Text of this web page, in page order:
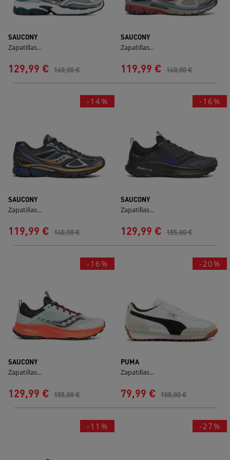
SAUCONY
Zapatillas...
129,99 € 160,00 €
SAUCONY
Zapatillas...
119,99 € 140,00 €
-14%
SAUCONY
Zapatillas...
119,99 € 140,00 €
-16%
SAUCONY
Zapatillas...
129,99 € 155,00 €
-16%
SAUCONY
Zapatillas...
129,99 € 155,00 €
-20%
PUMA
Zapatillas...
79,99 € 100,00 €
-11% -27%